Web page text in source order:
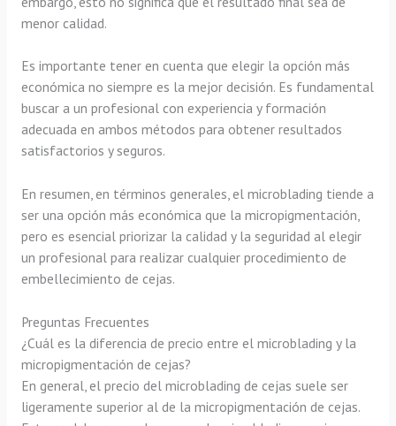
menor calidad.
Es importante tener en cuenta que elegir la opción más
económica no siempre es la mejor decisión. Es fundamental
buscar a un profesional con experiencia y formación
adecuada en ambos métodos para obtener resultados
satisfactorios y seguros.
En resumen, en términos generales, el microblading tiende a
ser una opción más económica que la micropigmentación,
pero es esencial priorizar la calidad y la seguridad al elegir
un profesional para realizar cualquier procedimiento de
embellecimiento de cejas.
Preguntas Frecuentes
¿Cuál es la diferencia de precio entre el microblading y la
micropigmentación de cejas?
En general, el precio del microblading de cejas suele ser
ligeramente superior al de la micropigmentación de cejas.